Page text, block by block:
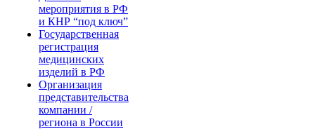
мероприятия в РФ
и КНР “под ключ”
Государственная
регистрация
медицинских
изделий в РФ
Организация
представительства
компании /
региона в России